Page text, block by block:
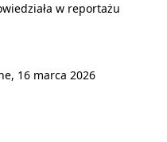
w reportażu
16 marca 2026